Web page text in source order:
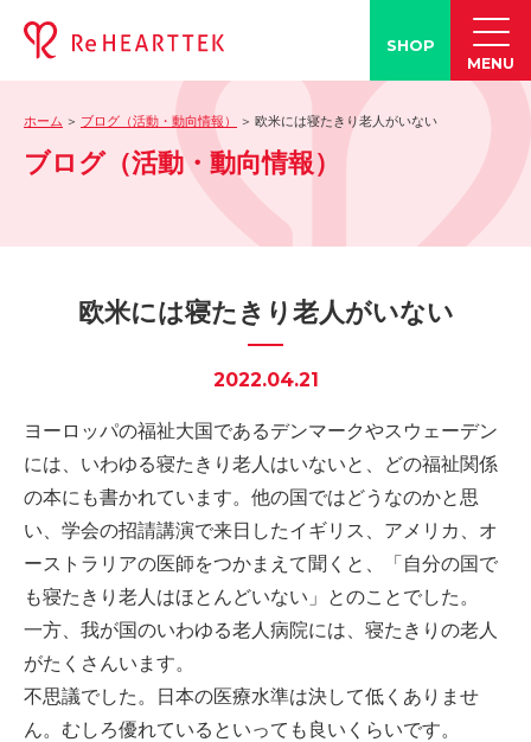
-ブログ
-学会発表情報
-お客様の声
誤嚥・誤嚥性肺炎の知識
-誤嚥・誤嚥性肺炎とは
-誤嚥のQ&A(コラム)
-誤嚥・誤嚥性肺炎の予防策
会社情報
SHOP
MENU
ホーム ブログ（活動・動向情報） 欧米には寝たきり老人がいない
ブログ（活動・動向情報）
欧米には寝たきり老人がいない
2022.04.21
ヨーロッパの福祉大国であるデンマークやスウェーデン
には、いわゆる寝たきり老人はいないと、どの福祉関係
の本にも書かれています。他の国ではどうなのかと思
い、学会の招請講演で来日したイギリス、アメリカ、オ
ーストラリアの医師をつかまえて聞くと、「自分の国で
も寝たきり老人はほとんどいない」とのことでした。
一方、我が国のいわゆる老人病院には、寝たきりの老人
がたくさんいます。
不思議でした。日本の医療水準は決して低くありませ
ん。むしろ優れているといっても良いくらいです。